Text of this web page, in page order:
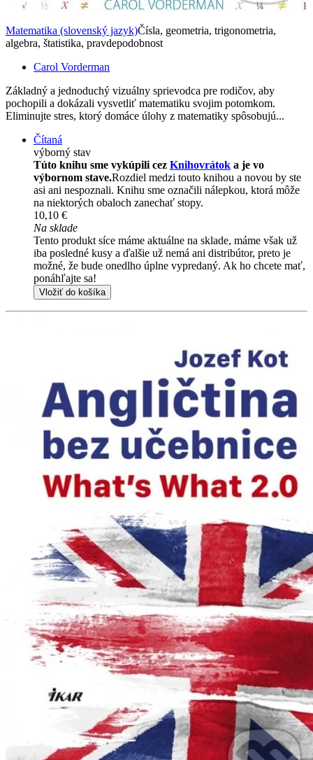
Matematika (slovenský jazyk)Čísla, geometria, trigonometria,
algebra, štatistika, pravdepodobnost
Carol Vorderman
Základný a jednoduchý vizuálny sprievodca pre rodičov, aby
pochopili a dokázali vysvetliť matematiku svojim potomkom.
Eliminujte stres, ktorý domáce úlohy z matematiky spôsobujú...
Čítaná
výborný stav
Túto knihu sme vykúpili cez Knihovrátok a je vo
výbornom stave.Rozdiel medzi touto knihou a novou by ste
asi ani nespoznali. Knihu sme označili nálepkou, ktorá môže
na niektorých obaloch zanechať stopy.
10,10 €
Na sklade
Tento produkt síce máme aktuálne na sklade, máme však už
iba posledné kusy a ďalšie už nemá ani distribútor, preto je
možné, že bude onedlho úplne vypredaný. Ak ho chcete mať,
ponáhľajte sa!
Vložiť do košíka